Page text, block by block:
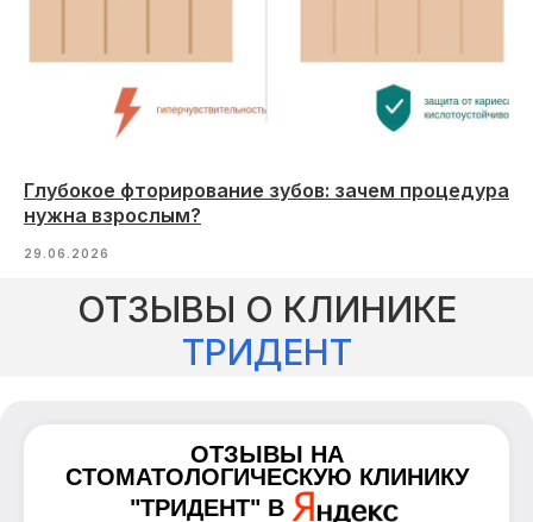
Глубокое фторирование зубов: зачем процедура
нужна взрослым?
29.06.2026
ОТЗЫВЫ О КЛИНИКЕ
ТРИДЕНТ
ОТЗЫВЫ НА
СТОМАТОЛОГИЧЕСКУЮ КЛИНИКУ
"ТРИДЕНТ" В